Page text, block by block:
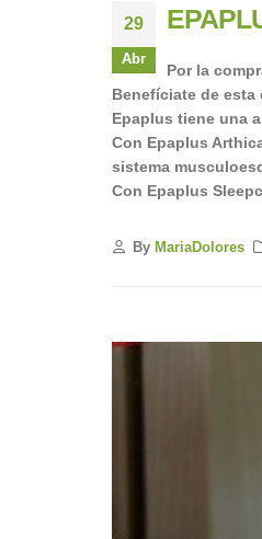
29
Abr
Por la
Benefíciate de
Epaplus tiene una
Con Epaplus
sistema
Con Epaplus
By MariaDolores